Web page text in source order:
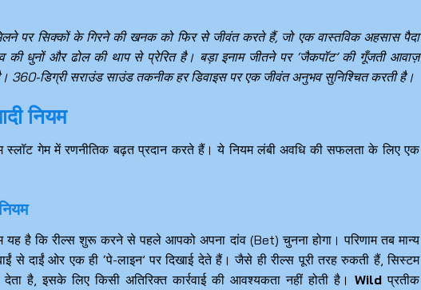
पर सिक्कों के गिरने की खनक को फिर से जीवंत करते हैं, जो एक वास्तविक अहसास पैदा
धुनों और ढोल की थाप से प्रेरित है। बड़ा इनाम जीतने पर ‘जैकपॉट’ की गूँजती आवाज़
360-डिग्री सराउंड साउंड तकनीक हर डिवाइस पर एक जीवंत अनुभव सुनिश्चित करती है।
नियम
स्लॉट गेम में रणनीतिक बढ़त प्रदान करते हैं। ये नियम लंबी अवधि की सफलता के लिए एक
यह है कि रील्स शुरू करने से पहले आपको अपना दांव (Bet) चुनना होगा। परिणाम तब मान्य
से दाईं ओर एक ही ‘पे-लाइन’ पर दिखाई देते हैं। जैसे ही रील्स पूरी तरह रुकती हैं, सिस्टम
है, इसके लिए किसी अतिरिक्त कार्रवाई की आवश्यकता नहीं होती है। Wild प्रतीक